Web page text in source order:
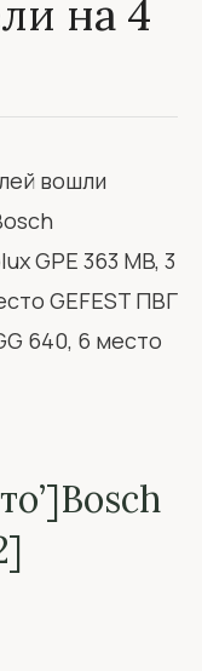
на 4
вошли
GPE 363 MB, 3
GEFEST ПВГ
640, 6 место